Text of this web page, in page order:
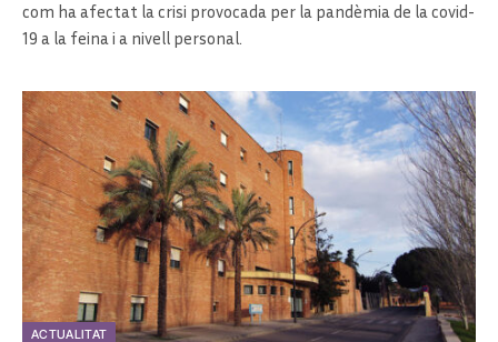
com ha afectat la crisi provocada per la pandèmia de la covid-
19 a la feina i a nivell personal.
ACTUALITAT